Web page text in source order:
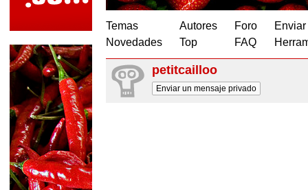
Temas
Novedades
Autores
Top
Foro
FAQ
petitcailloo
Enviar un mensaje privado